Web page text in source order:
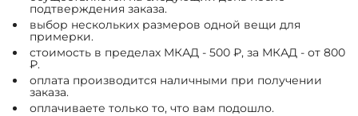
подтверждения заказа.
выбор нескольких размеров одной вещи для
примерки.
стоимость в пределах МКАД - 500 ₽, за МКАД - от 800
₽.
оплата производится наличными при получении
заказа.
оплачиваете только то, что вам подошло.